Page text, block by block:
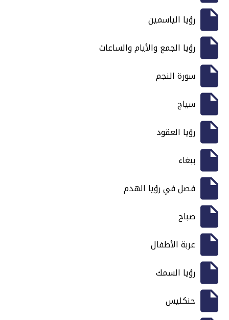
رؤيا الياسمين
رؤيا الجمع والأيام والساعات
سورة النجم
سياج
رؤيا العقود
ببغاء
فصل في رؤيا الهدم
صباح
عربة الأطفال
رؤيا السمك
حنكليس